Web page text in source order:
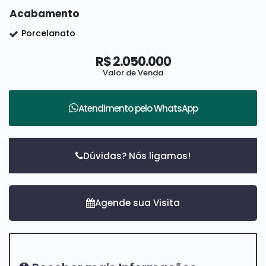
-Pia esculpidas branco prime nos banheiros
-Bancada da cozinha , ilha e lavabo no branco Paraná
-Bancada da área gourmet no preto negresco velvt
-Tomada para carro elétrico
-Tubos e conexões da marca tigre
-Tintas da marca suvinil
suítes, sala, escritório, área gourmet
-Iluminação da casa toda em Led respirando as cores de
cada ambiente
-Piscina em alvenaria com cascata, iluminação em LED e
Acabamento
Porcelanato
R$2.050.000
Valor de Venda
Atendimento peloWhatsApp
Dúvidas? Nós ligamos!